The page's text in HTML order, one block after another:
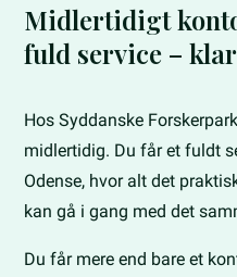
Midlertidigt
fuld service –
Hos Syddanske
midlertidig. Du får et fuldt
Odense, hvor alt det
kan gå i gang med det
Du får mere end bare et